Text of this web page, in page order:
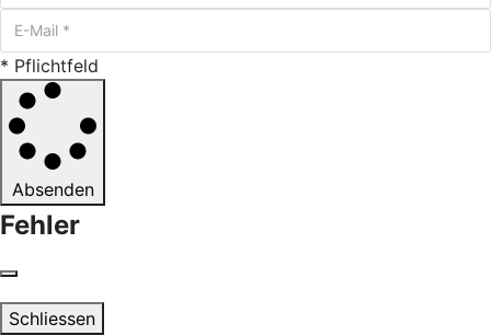
* Pflichtfeld
Absenden
Fehler
Schliessen